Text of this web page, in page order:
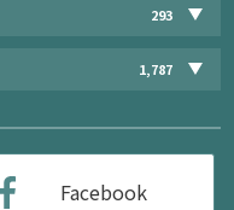
293
1,787
Facebook